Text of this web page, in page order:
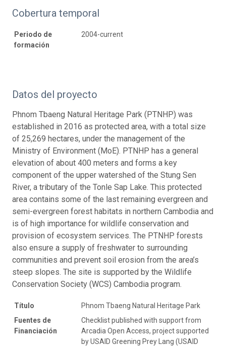
Cobertura temporal
Periodo de
formación
2004-current
Datos del proyecto
Phnom Tbaeng Natural Heritage Park (PTNHP) was
established in 2016 as protected area, with a total size
of 25,269 hectares, under the management of the
Ministry of Environment (MoE). PTNHP has a general
elevation of about 400 meters and forms a key
component of the upper watershed of the Stung Sen
River, a tributary of the Tonle Sap Lake. This protected
area contains some of the last remaining evergreen and
semi-evergreen forest habitats in northern Cambodia and
is of high importance for wildlife conservation and
provision of ecosystem services. The PTNHP forests
also ensure a supply of freshwater to surrounding
communities and prevent soil erosion from the area’s
steep slopes. The site is supported by the Wildlife
Conservation Society (WCS) Cambodia program.
Título
Phnom Tbaeng Natural Heritage Park
Fuentes de
Financiación
Checklist published with support from
Arcadia Open Access, project supported
by USAID Greening Prey Lang (USAID